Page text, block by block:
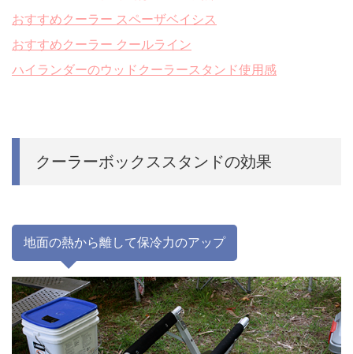
おすすめクーラー スペーザベイシス
おすすめクーラー クールライン
ハイランダーのウッドクーラースタンド使用感
クーラーボックススタンドの効果
地面の熱から離して保冷力のアップ